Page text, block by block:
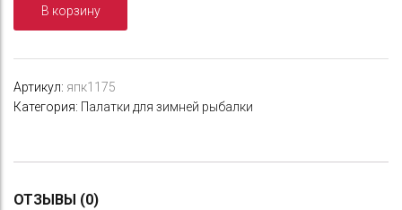
В корзину
Артикул: япк1175
Категория: Палатки для зимней рыбалки
ОТЗЫВЫ (0)